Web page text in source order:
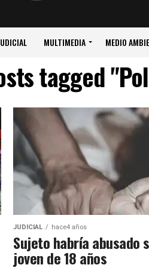
MULTIMEDIA MEDIO
tagged
JUDICIAL hace4 años
Sujeto habría abusado
joven de 18 años